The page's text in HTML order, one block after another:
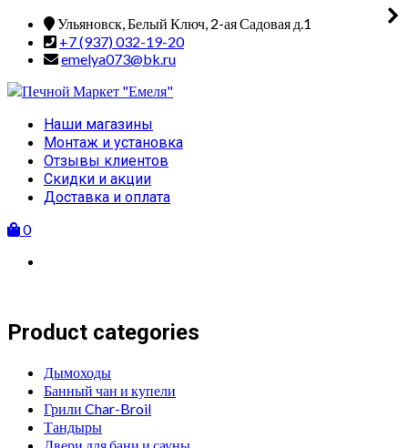
Skip
content
Ульяновск, Белый Ключ, 2-ая Садовая д.1
+7 (937) 032-19-20
emelya073@bk.ru
Primary
Menu
Наши магазины
Монтаж и установка
Отзывы клиентов
Скидки и акции
Доставка и оплата
0
Product categories
Дымоходы
Банный чан и купели
Грили Char-Broil
Тандыры